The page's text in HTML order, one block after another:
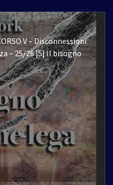
V – Disconnessioni
– 25/26 |5| Il bisogno